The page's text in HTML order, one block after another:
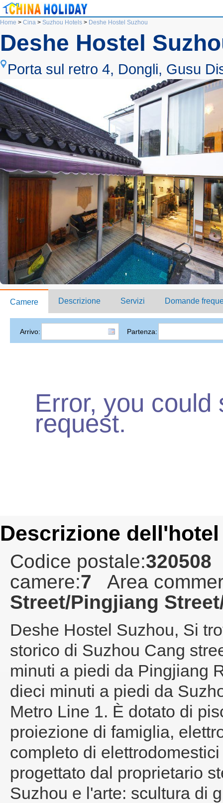
Home > Cina > Suzhou Hotels > Deshe Hostel Suzhou
Deshe Hostel
Porta sul retro 4, Dongli, Gusu
Camere Descrizione Servizi Domande
Arrivo: Partenza:
Error, you could
request.
Descrizione dell'hotel
Codice postale:320508
camere:7
Area
Street/Pingjiang
Deshe Hostel Suzhou, Si
storico di Suzhou Cang
minuti a piedi da Pingjiang
dieci minuti a piedi da
Metro Line 1. È dotato di
proiezione di famiglia,
completo di
progettato dal proprietario
Suzhou e l'arte: scultura di